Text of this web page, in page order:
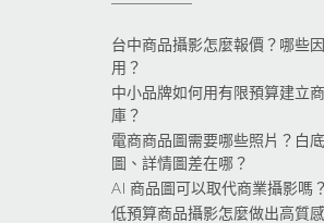
台中商品攝影怎麼報價？哪些
用？
中小品牌如何用有限預算建立
庫？
電商商品圖需要哪些照片？白
圖、詳情圖差在哪？
AI 商品圖可以取代商業攝影嗎？
低預算商品攝影怎麼做出高質